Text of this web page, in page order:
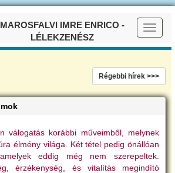
MAROSFALVI IMRE ENRICO -
LÉLEKZENÉSZ
Régebbi hírek >>>
válogatás korábbi műveimből, melynek
élmény világa. Két tétel pedig önállóan
eddig még nem szerepeltek.
érzékenység, és vitalítás megindító